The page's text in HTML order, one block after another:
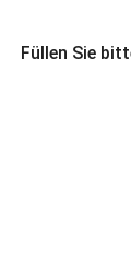
Füllen Sie